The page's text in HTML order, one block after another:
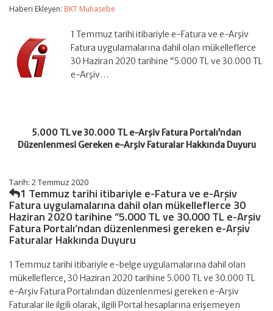
Arşiv
Portalı’ndan
Düzenlenmesi
Gereken
Arşiv
Haberi Ekleyen: BKT Muhasebe
1 Temmuz tarihi itibariyle e-Fatura ve e-Arşiv
Fatura uygulamalarına dahil olan mükelleflerce
30 Haziran 2020 tarihine “5.000 TL ve 30.000 TL
e-Arşiv…
5.000 TL ve 30.000 TL e-Arşiv Fatura Portalı’ndan
Düzenlenmesi Gereken e-Arşiv Faturalar Hakkında Duyuru
Tarih: 2 Temmuz 2020
1 Temmuz tarihi itibariyle e-Fatura ve e-Arşiv
Fatura uygulamalarına dahil olan mükelleflerce 30
Haziran 2020 tarihine “5.000 TL ve 30.000 TL e-Arşiv
Fatura Portalı’ndan düzenlenmesi gereken e-Arşiv
Faturalar Hakkında Duyuru
1 Temmuz tarihi itibariyle e-belge uygulamalarına dahil olan
mükelleflerce, 30 Haziran 2020 tarihine 5.000 TL ve 30.000 TL
e-Arşiv Fatura Portalından düzenlenmesi gereken e-Arşiv
Faturalar ile ilgili olarak, ilgili Portal hesaplarına erişemeyen